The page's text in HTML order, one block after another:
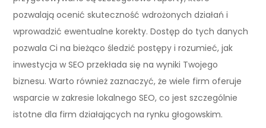
pozwalają ocenić skuteczność wdrożonych działań i
wprowadzić ewentualne korekty. Dostęp do tych danych
pozwala Ci na bieżąco śledzić postępy i rozumieć, jak
inwestycja w SEO przekłada się na wyniki Twojego
biznesu. Warto również zaznaczyć, że wiele firm oferuje
wsparcie w zakresie lokalnego SEO, co jest szczególnie
istotne dla firm działających na rynku głogowskim.